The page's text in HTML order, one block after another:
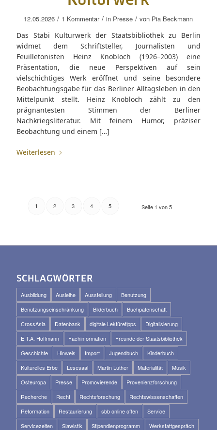
12.05.2026 / 1 Kommentar / in Presse / von Pia Beckmann
Das Stabi Kulturwerk der Staatsbibliothek zu Berlin
widmet dem Schriftsteller, Journalisten und
Feuilletonisten Heinz Knobloch (1926–2003) eine
Präsentation, die neue Perspektiven auf sein
vielschichtiges Werk eröffnet und seine besondere
Beobachtungsgabe für das Berliner Alltagsleben in den
Mittelpunkt stellt. Heinz Knobloch zählt zu den
prägnantesten Stimmen der Berliner
Nachkriegsliteratur. Mit feinem Humor, präziser
Beobachtung und einem […]
Weiterlesen
Seite 1 von 5
1 2 3 4 5
SCHLAGWÖRTER
Ausbildung Ausleihe Ausstellung
Benutzung
Benutzungseinschränkung
Bilderbuch
Buchpatenschaft
CrossAsia
Datenbank digitale Lektüretipps
Digitalisierung
E.T.A. Hoffmann
Fachinformation
Freunde der Staatsbibliothek
Geschichte
Hinweis Import Jugendbuch
Kinderbuch
Kulturelles Erbe
Lesesaal Martin Luther Materialität
Musik
Osteuropa
Presse Promovierende
Provenienzforschung
Recherche
Recht Rechtsforschung
Rechtswissenschaften
Reformation
Restaurierung sbb online offen
Service
Servicezeiten
Slawistik Stipendienprogramm
Werkstattgespräch